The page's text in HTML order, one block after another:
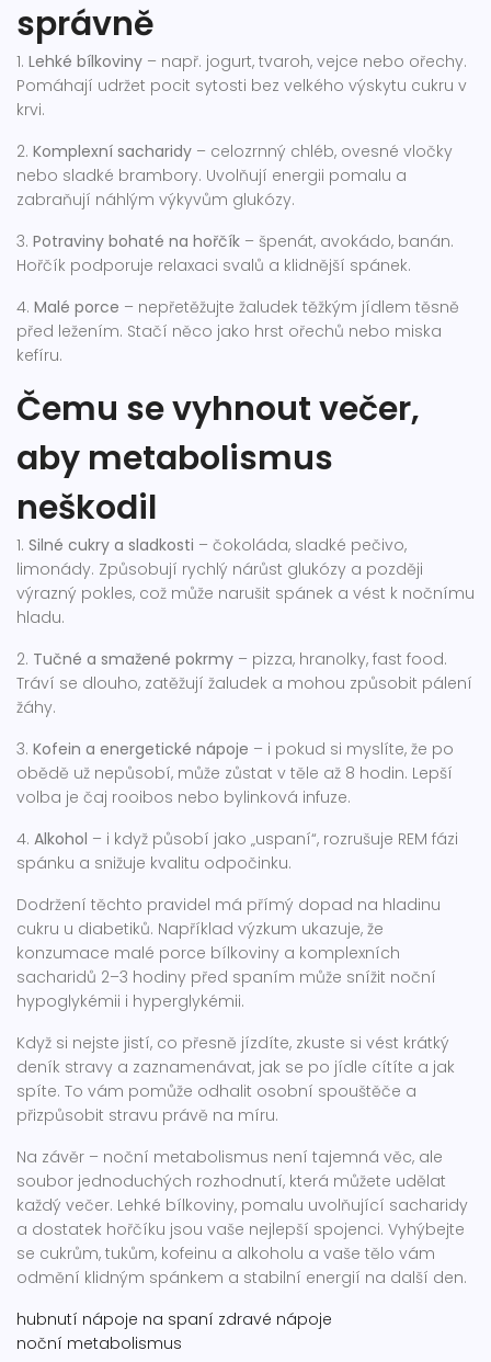
správně
1. Lehké bílkoviny – např. jogurt, tvaroh, vejce nebo ořechy.
Pomáhají udržet pocit sytosti bez velkého výskytu cukru v
krvi.
2. Komplexní sacharidy – celozrnný chléb, ovesné vločky
nebo sladké brambory. Uvolňují energii pomalu a
zabraňují náhlým výkyvům glukózy.
3. Potraviny bohaté na hořčík – špenát, avokádo, banán.
Hořčík podporuje relaxaci svalů a klidnější spánek.
4. Malé porce – nepřetěžujte žaludek těžkým jídlem těsně
před ležením. Stačí něco jako hrst ořechů nebo miska
kefíru.
Čemu se vyhnout večer,
aby metabolismus
neškodil
1. Silné cukry a sladkosti – čokoláda, sladké pečivo,
limonády. Způsobují rychlý nárůst glukózy a později
výrazný pokles, což může narušit spánek a vést k nočnímu
hladu.
2. Tučné a smažené pokrmy – pizza, hranolky, fast food.
Tráví se dlouho, zatěžují žaludek a mohou způsobit pálení
žáhy.
3. Kofein a energetické nápoje – i pokud si myslíte, že po
obědě už nepůsobí, může zůstat v těle až 8 hodin. Lepší
volba je čaj rooibos nebo bylinková infuze.
4. Alkohol – i když působí jako „uspaní“, rozrušuje REM fázi
spánku a snižuje kvalitu odpočinku.
Dodržení těchto pravidel má přímý dopad na hladinu
cukru u diabetiků. Například výzkum ukazuje, že
konzumace malé porce bílkoviny a komplexních
sacharidů 2–3 hodiny před spaním může snížit noční
hypoglykémii i hyperglykémii.
Když si nejste jistí, co přesně jízdíte, zkuste si vést krátký
deník stravy a zaznamenávat, jak se po jídle cítíte a jak
spíte. To vám pomůže odhalit osobní spouštěče a
přizpůsobit stravu právě na míru.
Na závěr – noční metabolismus není tajemná věc, ale
soubor jednoduchých rozhodnutí, která můžete udělat
každý večer. Lehké bílkoviny, pomalu uvolňující sacharidy
a dostatek hořčíku jsou vaše nejlepší spojenci. Vyhýbejte
se cukrům, tukům, kofeinu a alkoholu a vaše tělo vám
odmění klidným spánkem a stabilní energií na další den.
hubnutí nápoje na spaní zdravé nápoje
noční metabolismus